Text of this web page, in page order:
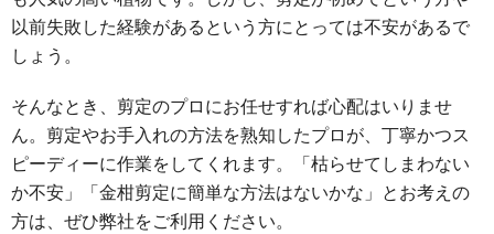
以前失敗した経験があるという方にとっては不安があるで
しょう。
そんなとき、剪定のプロにお任せすれば心配はいりませ
ん。剪定やお手入れの方法を熟知したプロが、丁寧かつス
ピーディーに作業をしてくれます。「枯らせてしまわない
か不安」「金柑剪定に簡単な方法はないかな」とお考えの
方は、ぜひ弊社をご利用ください。